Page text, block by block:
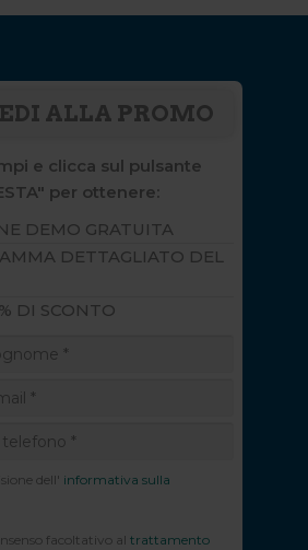
ALLA PROMO
e clicca sul pulsante
per ottenere:
DEMO GRATUITA
DETTAGLIATO DEL
DI SCONTO
dell' informativa sulla
facoltativo al trattamento